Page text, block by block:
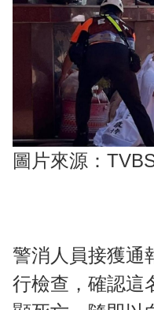
圖片來源：
警消人員接獲通
行檢查，確認這